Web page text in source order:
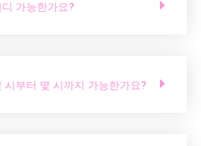
가능한가요?
시부터 몇 시까지 가능한가요?